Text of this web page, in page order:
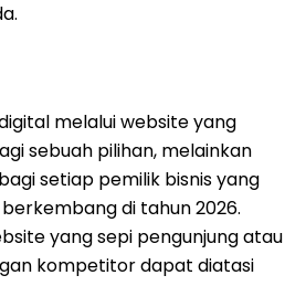
melalui website yang
sebuah pilihan, melainkan
setiap pemilik bisnis yang
di tahun 2026.
yang sepi pengunjung atau
kompetitor dapat diatasi